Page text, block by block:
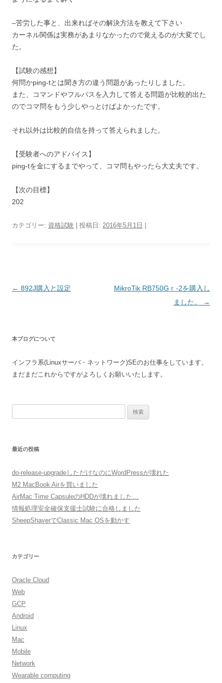
–苦労した事と、出来ればその解決方法を教えて下さい
カーネル関係は実務があまりなかったので覚えるのが大変でし
た。
【試験の感想】
何問かping-tとは聞き方の違う問題があったりしました。
また、コマンドやフルパスを入力して答える問題が比較的出た
のでコマ問をもう少しやっとけばよかったです。
それ以外は比較的自信を持って答えられました。
【受験者へのアドバイス】
ping-tを金にするまでやって、コマ問もやったら大丈夫です。
【次の目標】
202
カテゴリー: 資格試験 | 投稿日: 2016年5月1日 |
投
ゲ
シ
← 892J購入と設定
MikroTik RB750Gｒ-2を購入し
ました。
→
本ブログについて
インフラ系(Linuxサーバ・ネットワーク)SEのお仕事をしています。
まだまだこれからですがよろしくお願いいたします。
索:
最近の投稿
do-release-upgradeしただけなのにWordPressが壊れた
M2 MacBook Airを買いました
AirMac Time CapsuleのHDDが壊れました…
情報処理安全確保支援士試験に合格しました
SheepShaverでClassic Mac OSを動かす
カテゴリー
Oracle Cloud
Web
GCP
Android
Linux
Mac
Mobile
Network
Wearable computing